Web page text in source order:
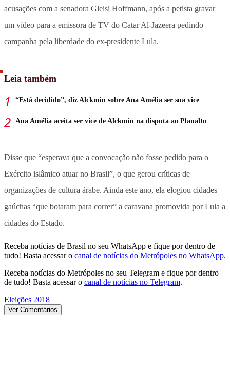
acusações com a senadora Gleisi Hoffmann, após a petista gravar
um vídeo para a emissora de TV do Catar Al-Jazeera pedindo
campanha pela liberdade do ex-presidente Lula.
Leia também
“Está decidido”, diz Alckmin sobre Ana Amélia ser sua vice
Ana Amélia aceita ser vice de Alckmin na disputa ao Planalto
Disse que “esperava que a convocação não fosse pedido para o
Exército islâmico atuar no Brasil”, o que gerou críticas de
organizações de cultura árabe. Ainda este ano, ela elogiou cidades
gaúchas “que botaram para correr” a caravana promovida por Lula a
cidades do Estado.
Receba notícias de Brasil no seu WhatsApp e fique por dentro de
tudo! Basta acessar o canal de notícias do Metrópoles no WhatsApp.
Receba notícias do Metrópoles no seu Telegram e fique por dentro
de tudo! Basta acessar o canal de notícias no Telegram.
Eleições 2018
Ver Comentários